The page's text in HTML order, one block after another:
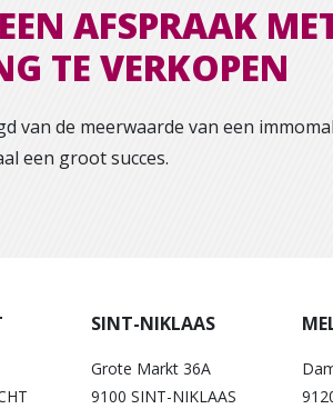
AFSPRAAK
TE VERKOPEN
van de meerwaarde van een
een groot succes.
SINT-NIKLAAS
Grote Markt 36A
9100 SINT-NIKLAAS